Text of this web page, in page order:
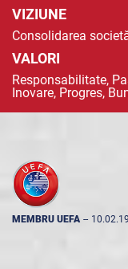
VIZIUNE
Consolidarea
VALORI
Responsabilitate,
Inovare, Progres,
MEMBRU UEFA --